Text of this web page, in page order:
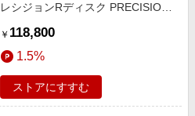
レシジョンRディスク PRECISION
レー 【組立商品につき返品不可】
161961002
￥ 118,800
1.5%
ストアにすすむ